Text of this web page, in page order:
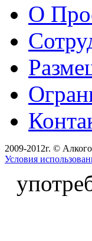
О
2009-2012г. ©
Условия